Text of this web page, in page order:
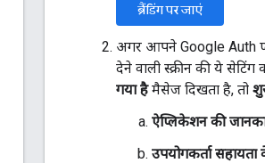
ब्रैंडिंग पर जाएं
अगर आपने Google Auth
देने वाली स्क्रीन की ये
गया हैमैसेज दिखता है, तो
ऐप्लिकेशन की
उपयोगकर्ता